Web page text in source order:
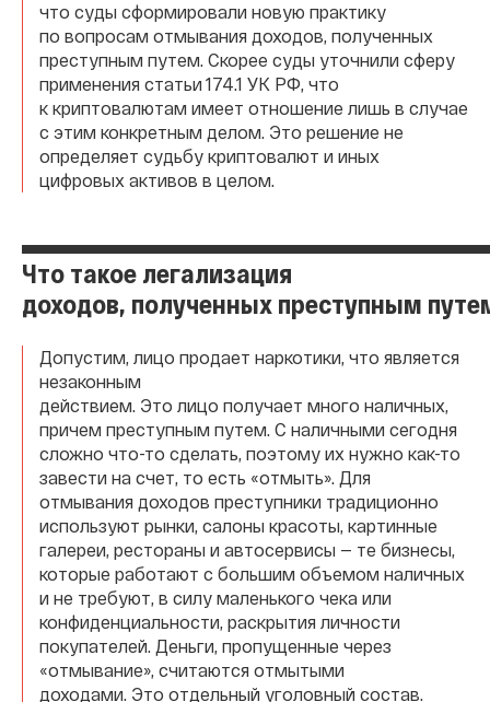
что суды сформировали новую практику
по вопросам отмывания доходов, полученных
преступным путем. Скорее суды уточнили сферу
применения статьи 174.1 УК РФ, что
к криптовалютам имеет отношение лишь в случае
с этим конкретным делом. Это решение не
определяет судьбу криптовалют и иных
цифровых активов в целом.
Что такое легализация
доходов, полученных преступным
Допустим, лицо продает наркотики, что является
незаконным
действием. Это лицо получает много наличных,
причем преступным путем. С наличными сегодня
сложно что-то сделать, поэтому их нужно как-то
завести на счет, то есть «отмыть». Для
отмывания доходов преступники традиционно
используют рынки, салоны красоты, картинные
галереи, рестораны и автосервисы — те бизнесы,
которые работают с большим объемом наличных
и не требуют, в силу маленького чека или
конфиденциальности, раскрытия личности
покупателей. Деньги, пропущенные через
«отмывание», считаются отмытыми
доходами. Это отдельный уголовный состав.